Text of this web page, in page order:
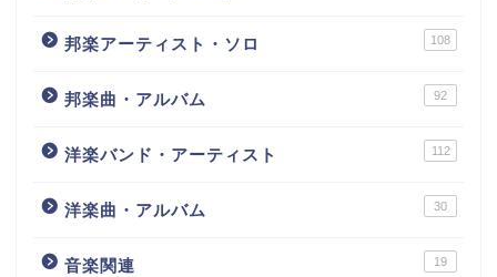
邦楽アーティスト・ソロ 108
邦楽曲・アルバム 92
洋楽バンド・アーティスト 112
洋楽曲・アルバム 30
音楽関連 19